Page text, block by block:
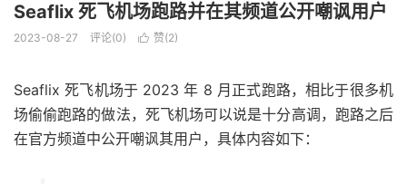
Seaflix 死飞机场跑路并在其频道公开嘲讽用户
2023-08-27 评论(0)  赞(2)
Seaflix 死飞机场于 2023 年 8 月正式跑路，相比于很多机
场偷偷跑路的做法，死飞机场可以说是十分高调，跑路之后
在官方频道中公开嘲讽其用户，具体内容如下：